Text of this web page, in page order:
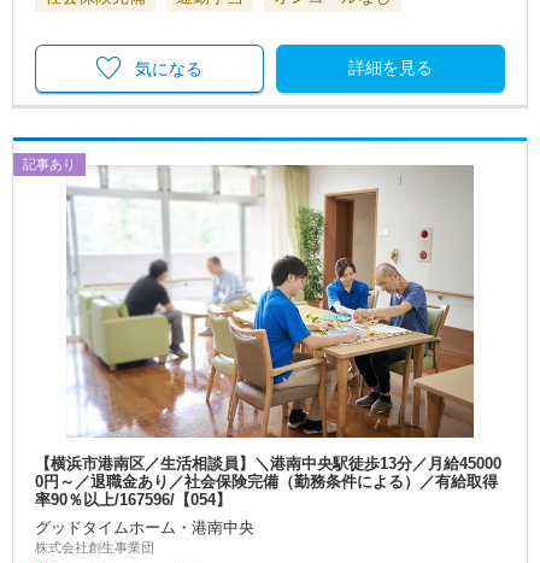
詳細を見る
気になる
記事あり
【横浜市港南区／生活相談員】＼港南中央駅徒歩13分／月給45000
0円～／退職金あり／社会保険完備（勤務条件による）／有給取得
率90％以上/167596/【054】
グッドタイムホーム・港南中央
株式会社創生事業団